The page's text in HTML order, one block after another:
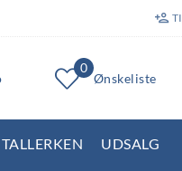
0
Ønskeliste
TALLERKEN UDSALG